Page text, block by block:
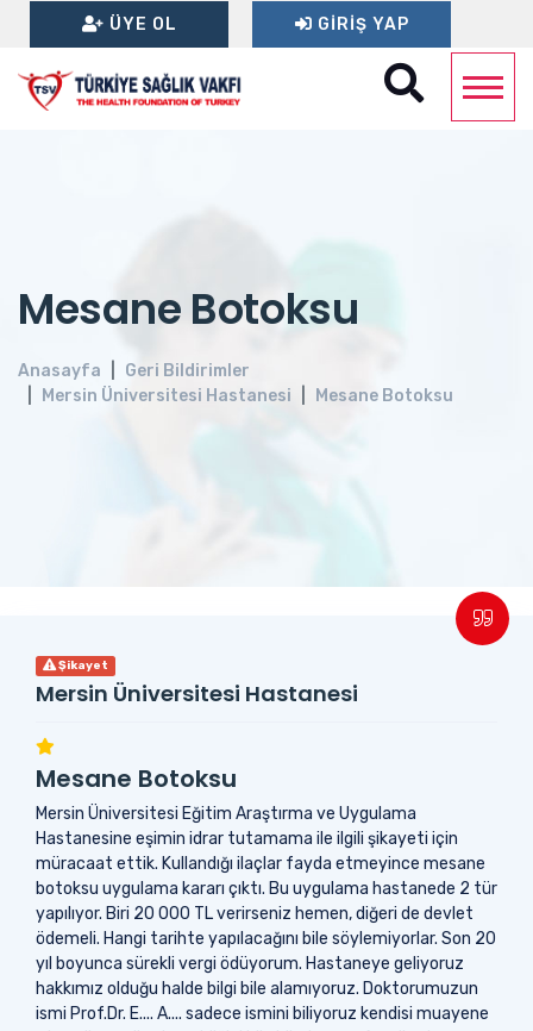
ÜYE OL GIRIŞ YAP
Mesane Botoksu
Anasayfa
Geri Bildirimler
Mersin Üniversitesi Hastanesi
Mesane Botoksu
Şikayet
Mersin Üniversitesi Hastanesi
Mesane Botoksu
Mersin Üniversitesi Eğitim Araştırma ve Uygulama
Hastanesine eşimin idrar tutamama ile ilgili şikayeti için
müracaat ettik. Kullandığı ilaçlar fayda etmeyince mesane
botoksu uygulama kararı çıktı. Bu uygulama hastanede 2 tür
yapılıyor. Biri 20 000 TL verirseniz hemen, diğeri de devlet
ödemeli. Hangi tarihte yapılacağını bile söylemiyorlar. Son 20
yıl boyunca sürekli vergi ödüyorum. Hastaneye geliyoruz
hakkımız olduğu halde bilgi bile alamıyoruz. Doktorumuzun
ismi Prof.Dr. E.... A.... sadece ismini biliyoruz kendisi muayene